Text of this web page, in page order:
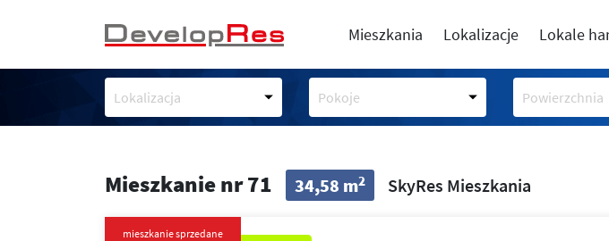
Mieszkania Lokalizacje Lokale
Lokalizacja Pokoje Powierzchnia
Mieszkanie nr 71 34,58 m2 SkyRes Mieszkania
mieszkanie sprzedane